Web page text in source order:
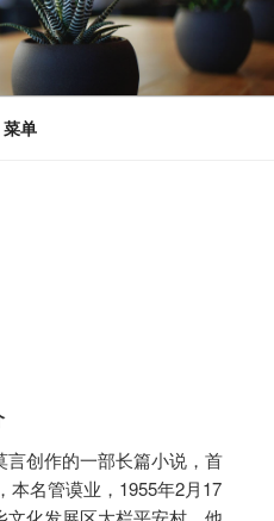
菜单
言创作的一部长篇小说，首
本名管谟业，1955年2月17